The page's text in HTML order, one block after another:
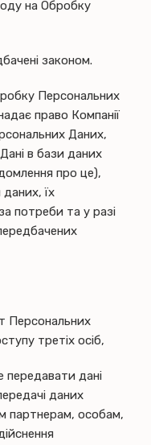
на Обробку
законом.
Персональних
право Компанії
Даних,
в бази даних
про це),
даних, їх
потреби та у разі
Персональних
третіх осіб,
дані
даних
партнерам, особам,